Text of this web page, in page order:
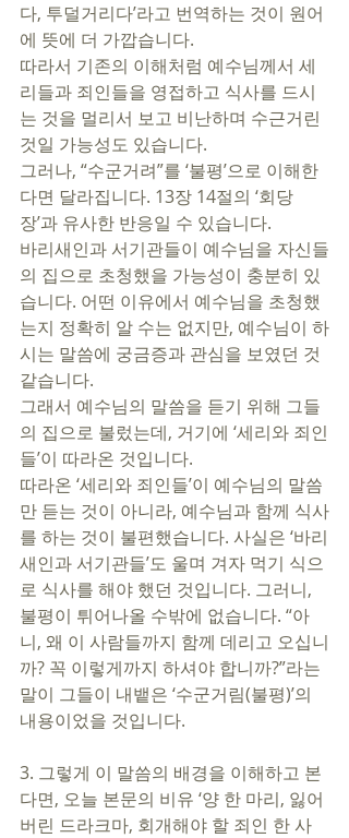
다, 투덜거리다’라고 번역하는 것이 원어
에 뜻에 더 가깝습니다.
따라서 기존의 이해처럼 예수님께서 세
리들과 죄인들을 영접하고 식사를 드시
는 것을 멀리서 보고 비난하며 수근거린
것일 가능성도 있습니다.
그러나, “수군거려”를 ‘불평’으로 이해한
다면 달라집니다. 13장 14절의 ‘회당
장’과 유사한 반응일 수 있습니다.
바리새인과 서기관들이 예수님을 자신들
의 집으로 초청했을 가능성이 충분히 있
습니다. 어떤 이유에서 예수님을 초청했
는지 정확히 알 수는 없지만, 예수님이 하
시는 말씀에 궁금증과 관심을 보였던 것
같습니다.
그래서 예수님의 말씀을 듣기 위해 그들
의 집으로 불렀는데, 거기에 ‘세리와 죄인
들’이 따라온 것입니다.
따라온 ‘세리와 죄인들’이 예수님의 말씀
만 듣는 것이 아니라, 예수님과 함께 식사
를 하는 것이 불편했습니다. 사실은 ‘바리
새인과 서기관들’도 울며 겨자 먹기 식으
로 식사를 해야 했던 것입니다. 그러니,
불평이 튀어나올 수밖에 없습니다. “아
니, 왜 이 사람들까지 함께 데리고 오십니
까? 꼭 이렇게까지 하셔야 합니까?”라는
말이 그들이 내뱉은 ‘수군거림(불평)’의
내용이었을 것입니다.
3. 그렇게 이 말씀의 배경을 이해하고 본
다면, 오늘 본문의 비유 ‘양 한 마리, 잃어
버린 드라크마, 회개해야 할 죄인 한 사